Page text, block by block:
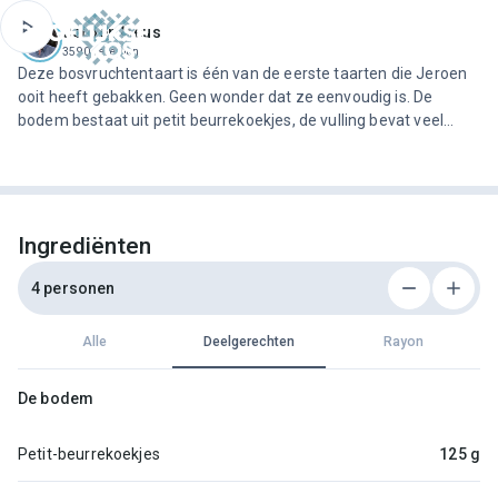
Jeroen Meus
3590 recepten
Deze bosvruchtentaart is één van de eerste taarten die Jeroen
ooit heeft gebakken. Geen wonder dat ze eenvoudig is. De
bodem bestaat uit petit beurrekoekjes, de vulling bevat veel
Ingrediënten
4 personen
Alle Deelgerechten Rayon
De bodem
Petit-beurrekoekjes 125 g